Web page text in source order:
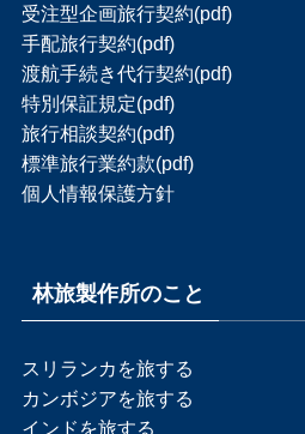
受注型企画旅行契約(pdf)
手配旅行契約(pdf)
渡航手続き代行契約(pdf)
特別保証規定(pdf)
旅行相談契約(pdf)
標準旅行業約款(pdf)
個人情報保護方針
林旅製作所のこと
スリランカを旅する
カンボジアを旅する
インドを旅する